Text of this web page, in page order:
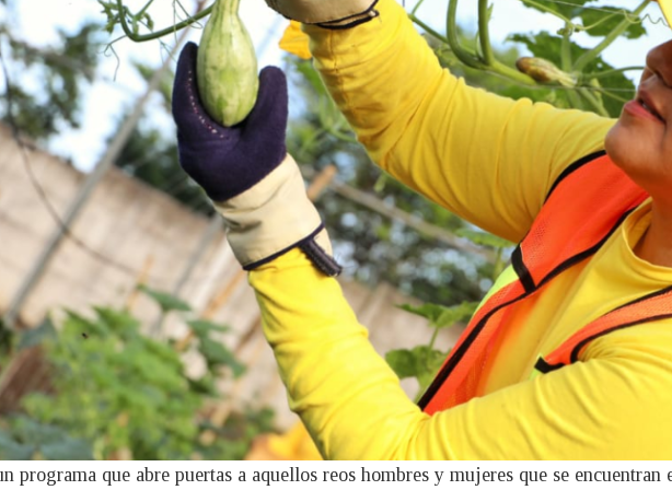
programa que abre puertas a aquellos reos hombres y mujeres que se